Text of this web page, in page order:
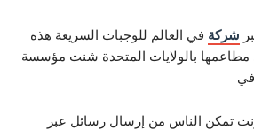
للوجبات السريعة هذه
المتحدة شنت مؤسسة
من إرسال رسائل عبر